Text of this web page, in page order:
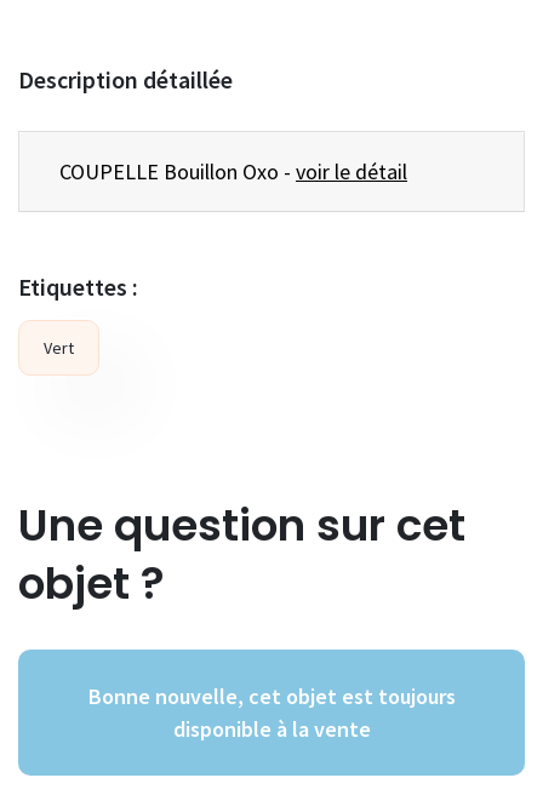
Description détaillée
COUPELLE Bouillon Oxo - voir le détail
Etiquettes :
Vert
Une question sur cet
objet ?
Bonne nouvelle, cet objet est toujours
disponible à la vente